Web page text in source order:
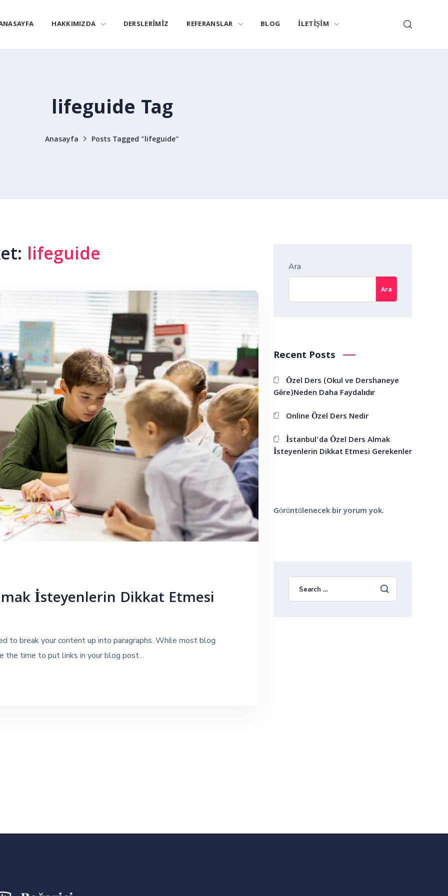
HAKKIMIZDA DERSLERIMIZ REFERANSLAR BLOG İLETIŞIM
lifeguide Tag
Anasayfa Posts Tagged "lifeguide"
lifeguide
İsteyenlerin Dikkat Etmesi
to break your content up into paragraphs. While most blog
the time to put links in your blog post…
Ara
Ara
Recent Posts
Özel Ders (Okul ve Dershaneye
Göre)Neden Daha Faydalıdır
Online Özel Ders Nedir
İstanbul’da Özel Ders Almak
İsteyenlerin Dikkat Etmesi Gerekenler
Görüntülenecek bir yorum yok.